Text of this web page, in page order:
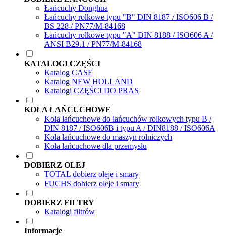
Łańcuchy Donghua
Łańcuchy rolkowe typu "B" DIN 8187 / ISO606 B /
BS 228 / PN77/M-84168
Łańcuchy rolkowe typu "A" DIN 8188 / ISO606 A /
ANSI B29.1 / PN77/M-84168
KATALOGI CZĘŚCI
Katalog CASE
Katalog NEW HOLLAND
Katalogi CZĘŚCI DO PRAS
KOŁA ŁAŃCUCHOWE
Koła łańcuchowe do łańcuchów rolkowych typu B /
DIN 8187 / ISO606B i typu A / DIN8188 / ISO606A
Koła łańcuchowe do maszyn rolniczych
Koła łańcuchowe dla przemysłu
DOBIERZ OLEJ
TOTAL dobierz oleje i smary
FUCHS dobierz oleje i smary
DOBIERZ FILTRY
Katalogi filtrów
Informacje